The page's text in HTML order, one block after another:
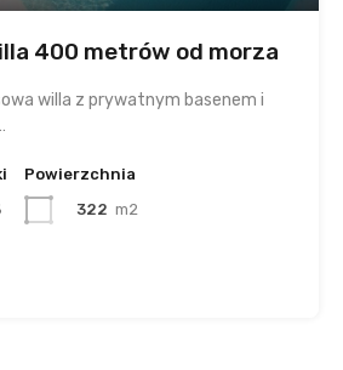
400 metrów od morza
willa z prywatnym basenem i
Powierzchnia
322 m2